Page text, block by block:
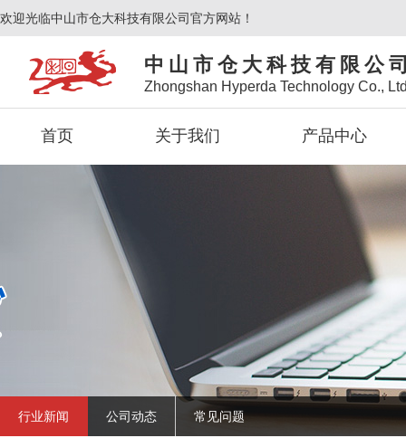
欢迎光临中山市仓大科技有限公司官方网站！
中山市仓大科技有限公
Zhongshan Hyperda Technology Co.,
首页 关于我们 产品中心
行业新闻 公司动态 常见问题